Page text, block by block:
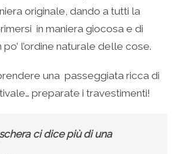
originale, dando a tutti la
in maniera giocosa e di
l’ordine naturale delle cose.
una passeggiata ricca di
preparate i travestimenti!
ci dice più di una